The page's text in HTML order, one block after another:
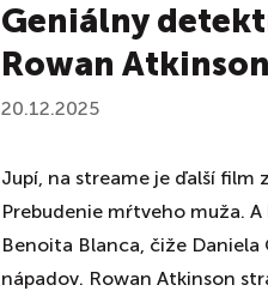
Geniálny
Rowan
20.12.2025
Jupí, na streame je ďalší film
Prebudenie mŕtveho muža.
Benoita Blanca, čiže
nápadov. Rowan Atkinson